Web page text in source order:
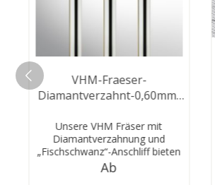
VHM-Fraeser-
Diamantverzahnt-0,60mm-
Unsere VHM Fräser mit
Diamantverzahnung und
„Fischschwanz“-Anschliff bieten
exzellente Leistung und Präzision.
Ab